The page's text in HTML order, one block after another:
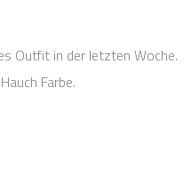
Outfit in der letzten Woche.
Farbe.